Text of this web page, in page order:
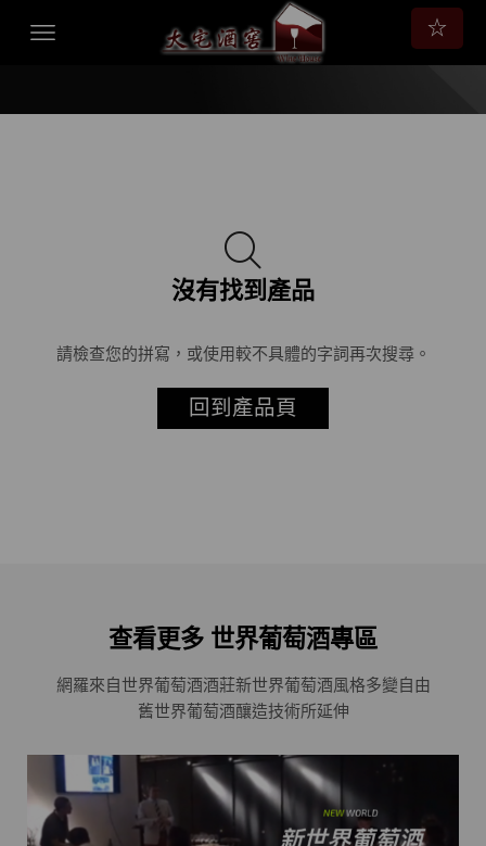
☆
沒有找到產品
請檢查您的拼寫，或使用較不具體的字詞再次搜尋。
回到產品頁
查看更多 世界葡萄酒專區
網羅來自世界葡萄酒酒莊新世界葡萄酒風格多變自由
舊世界葡萄酒釀造技術所延伸